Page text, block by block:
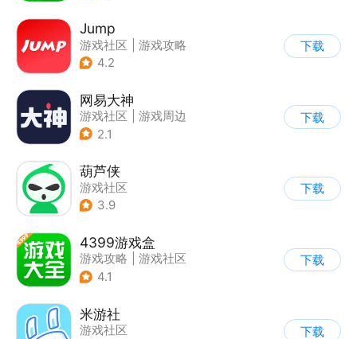
Jump
游戏社区
游戏攻略
| 游戏交易
4.2
下载
网易大神
游戏社区
游戏周边
2.1
下载
葫芦侠
游戏社区
3.9
下载
4399游戏盒
游戏攻略
游戏社区
4.1
下载
米游社
游戏社区
下载